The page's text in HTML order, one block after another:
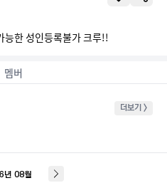
능한 성인등록불가 크루!!
멤버
더보기 >
년 08월